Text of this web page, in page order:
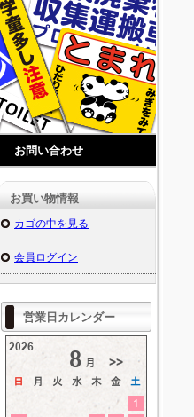
お問い合わせ
お買い物情報
カゴの中を見る
会員ログイン
営業日カレンダー